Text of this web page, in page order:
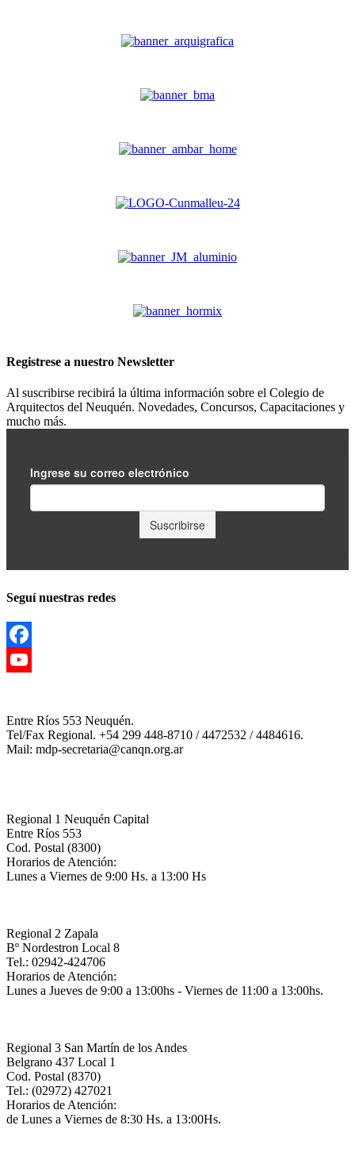
Registrese a nuestro Newsletter
Al suscribirse recibirá la última información sobre el Colegio de
Arquitectos del Neuquén. Novedades, Concursos, Capacitaciones y
mucho más.
Seguí nuestras redes
Facebook
Entre Ríos 553 Neuquén.
Tel/Fax Regional. +54 299 448-8710 / 4472532 / 4484616.
Mail: mdp-secretaria@canqn.org.ar
Regional 1 Neuquén Capital
Entre Ríos 553
Cod. Postal (8300)
Horarios de Atención:
Lunes a Viernes de 9:00 Hs. a 13:00 Hs
Regional 2 Zapala
Bº Nordestron Local 8
Tel.: 02942-424706
Horarios de Atención:
Lunes a Jueves de 9:00 a 13:00hs - Viernes de 11:00 a 13:00hs.
Regional 3 San Martín de los Andes
Belgrano 437 Local 1
Cod. Postal (8370)
Tel.: (02972) 427021
Horarios de Atención:
de Lunes a Viernes de 8:30 Hs. a 13:00Hs.